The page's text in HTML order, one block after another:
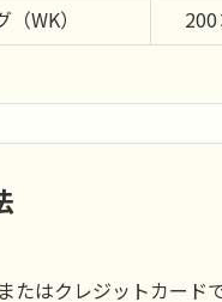
WK）
たはクレジットカード